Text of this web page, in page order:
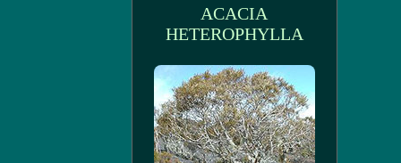
ACACIA
HETEROPHYLLA